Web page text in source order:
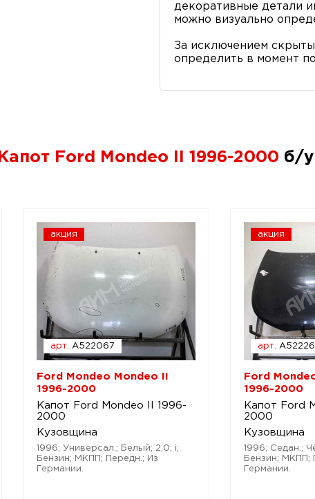
декоративные детали
можно визуально
За исключением
определить в момент
Капот Ford Mondeo II 1996-2000 б/у
акция
арт. A522067
Ford Mondeo Mondeo II
1996-2000
Капот Ford Mondeo II 1996-
2000
Кузовщина
1996; Универсал.; Белый; 2,0; i;
Бензин; МКПП; Передн.; Из
Германии.
акция
арт.
Ford
1996-2000
Капот Ford
2000
Кузовщина
1996; Седан.;
Бензин; МКПП;
Германии.